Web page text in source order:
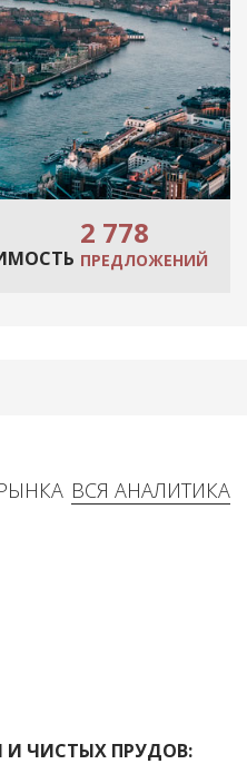
2 778
ПРЕДЛОЖЕНИЙ
ВСЯ АНАЛИТИКА
И ЧИСТЫХ ПРУДОВ: